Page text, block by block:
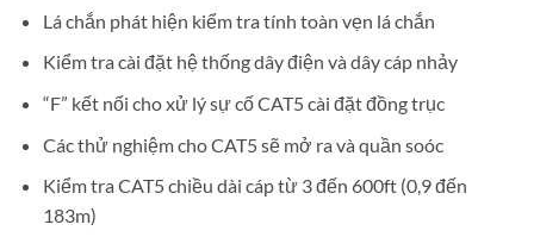
Lá chắn phát hiện kiểm tra tính toàn vẹn lá chắn
Kiểm tra cài đặt hệ thống dây điện và dây cáp nhảy
“F” kết nối cho xử lý sự cố CAT5 cài đặt đồng trục
Các thử nghiệm cho CAT5 sẽ mở ra và quần soóc
Kiểm tra CAT5 chiều dài cáp từ 3 đến 600ft (0,9 đến
183m)